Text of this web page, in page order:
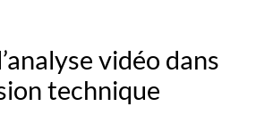
vidéo dans
technique